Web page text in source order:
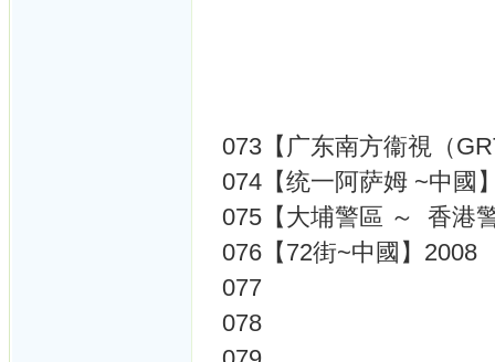
073【广东南方衞視（
074【统一阿萨姆 ~中國
075【大埔警區 ～ 香港
076【72街~中國】2008
077
078